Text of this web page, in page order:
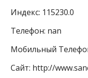
Индекс: 115230.0
Телефон: nan
Мобильный
Сайт: http://